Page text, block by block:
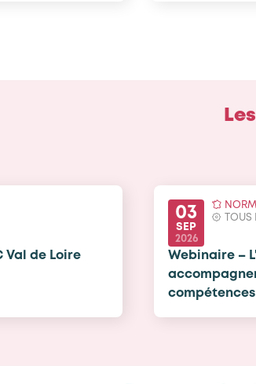
Les
Val de Loire
03
SEP
2026
TOUS
Webinaire –
compétences